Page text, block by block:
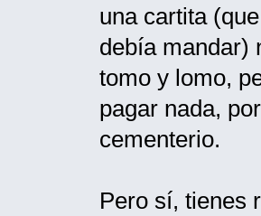
una cartita
debía mandar)
tomo y lomo,
pagar nada,
cementerio.
Pero sí, tienes